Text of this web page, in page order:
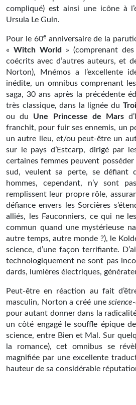
compliqué) est ainsi une icône à
Ursula Le Guin.
Pour le 60eanniversaire de la
«Witch World
» (comprenant
coécrits avec d’autres auteurs, et
Norton), Mnémos a l’excellente
inédite, un omnibus comprenant
saga, 30 ans après la précédente
très classique, dans la lignée du
ou du Une Princesse de Mars
franchit, pour fuir ses ennemis, un
un autre lieu, et/ou peut-être un
sur le pays d’Estcarp, dirigé par
certaines femmes peuvent
sud, veulent sa perte, se défiant
hommes, cependant, n’y sont
remplissent leur propre rôle,
défiance envers les Sorcières
alliés, les Fauconniers, ce qui ne
commun quand une mystérieuse
autre temps, autre monde ?), le
science, d’une façon terrifiante.
technologiquement ne sont pas
dards, lumières électriques,
Peut-être en réaction au fait
masculin, Norton a créé une
pour autant donner dans la
un côté engagé le souffle épique
science, entre Bien et Mal. Sur
la romance), cet omnibus se
magnifiée par une excellente
hauteur de sa considérable